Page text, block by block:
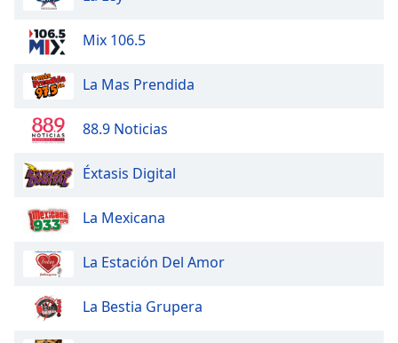
Mix 106.5
La Mas Prendida
88.9 Noticias
Éxtasis Digital
La Mexicana
La Estación Del Amor
La Bestia Grupera